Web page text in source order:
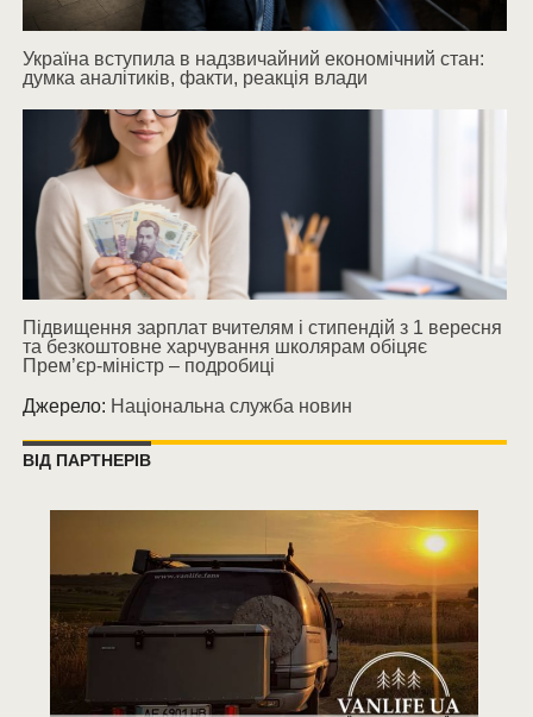
Україна вступила в надзвичайний економічний стан:
думка аналітиків, факти, реакція влади
Підвищення зарплат вчителям і стипендій з 1 вересня
та безкоштовне харчування школярам обіцяє
Прем’єр-міністр – подробиці
Джерело: Національна служба новин
ВІД ПАРТНЕРІВ